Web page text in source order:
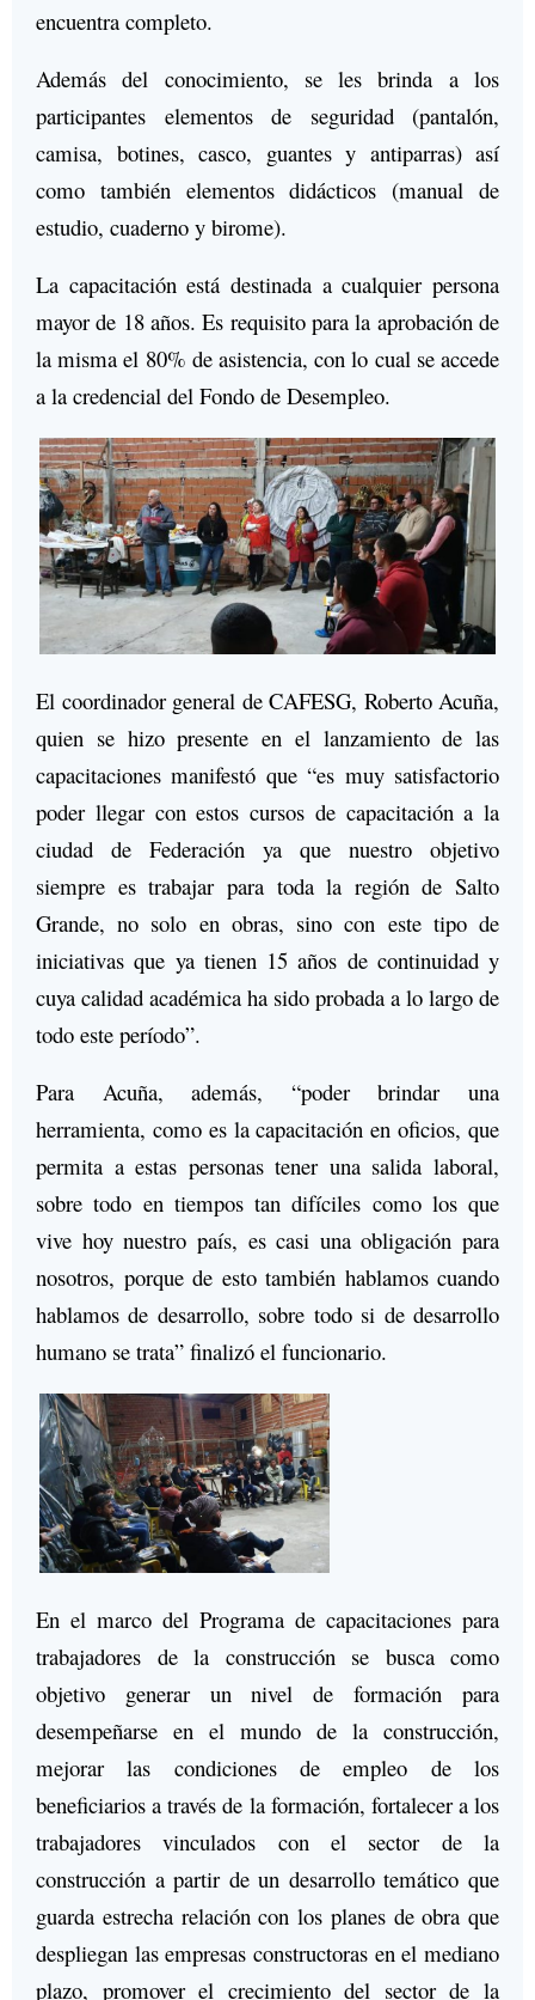
encuentra completo.
Además del conocimiento, se les brinda a los
participantes elementos de seguridad (pantalón,
camisa, botines, casco, guantes y antiparras) así
como también elementos didácticos (manual de
estudio, cuaderno y birome).
La capacitación está destinada a cualquier persona
mayor de 18 años. Es requisito para la aprobación de
la misma el 80% de asistencia, con lo cual se accede
a la credencial del Fondo de Desempleo.
El coordinador general de CAFESG, Roberto Acuña,
quien se hizo presente en el lanzamiento de las
capacitaciones manifestó que “es muy satisfactorio
poder llegar con estos cursos de capacitación a la
ciudad de Federación ya que nuestro objetivo
siempre es trabajar para toda la región de Salto
Grande, no solo en obras, sino con este tipo de
iniciativas que ya tienen 15 años de continuidad y
cuya calidad académica ha sido probada a lo largo de
todo este período”.
Para Acuña, además, “poder brindar una
herramienta, como es la capacitación en oficios, que
permita a estas personas tener una salida laboral,
sobre todo en tiempos tan difíciles como los que
vive hoy nuestro país, es casi una obligación para
nosotros, porque de esto también hablamos cuando
hablamos de desarrollo, sobre todo si de desarrollo
humano se trata” finalizó el funcionario.
En el marco del Programa de capacitaciones para
trabajadores de la construcción se busca como
objetivo generar un nivel de formación para
desempeñarse en el mundo de la construcción,
mejorar las condiciones de empleo de los
beneficiarios a través de la formación, fortalecer a los
trabajadores vinculados con el sector de la
construcción a partir de un desarrollo temático que
guarda estrecha relación con los planes de obra que
despliegan las empresas constructoras en el mediano
plazo, promover el crecimiento del sector de la